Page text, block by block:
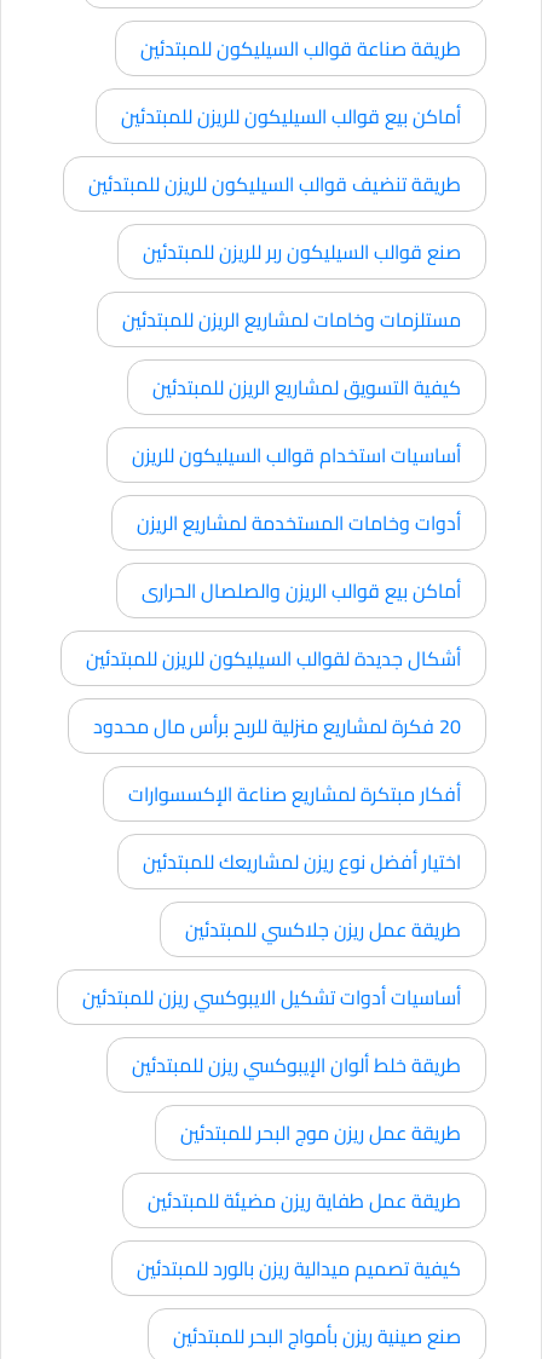
طريقة صناعة قوالب السيليكون للمبتدئين
أماكن بيع قوالب السيليكون للريزن للمبتدئين
طريقة تنضيف قوالب السيليكون للريزن للمبتدئين
صنع قوالب السيليكون ربر للريزن للمبتدئين
مستلزمات وخامات لمشاريع الريزن للمبتدئين
كيفية التسويق لمشاريع الريزن للمبتدئين
أساسيات استخدام قوالب السيليكون للريزن
أدوات وخامات المستخدمة لمشاريع الريزن
أماكن بيع قوالب الريزن والصلصال الحرارى
أشكال جديدة لقوالب السيليكون للريزن للمبتدئين
20 فكرة لمشاريع منزلية للربح برأس مال محدود
أفكار مبتكرة لمشاريع صناعة الإكسسوارات
اختيار أفضل نوع ريزن لمشاريعك للمبتدئين
طريقة عمل ريزن جلاكسي للمبتدئين
أساسيات أدوات تشكيل الايبوكسي ريزن للمبتدئين
طريقة خلط ألوان الإيبوكسي ريزن للمبتدئين
طريقة عمل ريزن موج البحر للمبتدئين
طريقة عمل طفاية ريزن مضيئة للمبتدئين
كيفية تصميم ميدالية ريزن بالورد للمبتدئين
صنع صينية ريزن بأمواج البحر للمبتدئين